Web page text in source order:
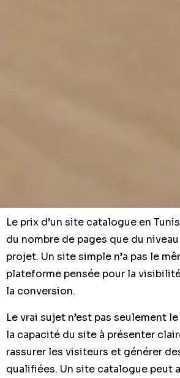
Le prix d’un site catalogue en
du nombre de pages que du
projet. Un site simple n’a pas le
plateforme pensée pour la
la conversion.
Le vrai sujet n’est pas seulement
la capacité du site à présenter
rassurer les visiteurs et générer
qualifiées. Un site catalogue peut